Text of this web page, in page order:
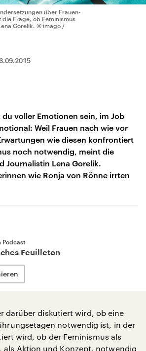
über Frauen-
Frage, ob Feminismus
Gorelik. © imago /
voller Emotionen sein, im Job
Weil Frauen nach wie vor
wie diesen konfrontiert
noch notwendig, meint die
Journalistin Lena Gorelik.
wie Ronja von Rönne irrten
Podcast
Feuilleton
darüber diskutiert wird, ob eine
notwendig ist, in der
wird, ob der Feminismus als
als Aktion und Konzept, notwendig